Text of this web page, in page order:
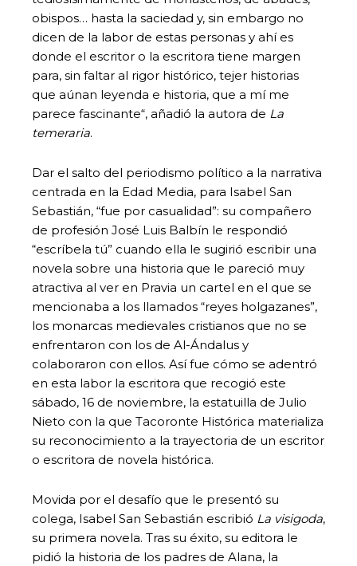
obispos… hasta la saciedad y, sin embargo no
dicen de la labor de estas personas y ahí es
donde el escritor o la escritora tiene margen
para, sin faltar al rigor histórico, tejer historias
que aúnan leyenda e historia, que a mí me
parece fascinante“, añadió la autora de La
temeraria.
Dar el salto del periodismo político a la narrativa
centrada en la Edad Media, para Isabel San
Sebastián, “fue por casualidad”: su compañero
de profesión José Luis Balbín le respondió
“escríbela tú” cuando ella le sugirió escribir una
novela sobre una historia que le pareció muy
atractiva al ver en Pravia un cartel en el que se
mencionaba a los llamados “reyes holgazanes”,
los monarcas medievales cristianos que no se
enfrentaron con los de Al-Ándalus y
colaboraron con ellos. Así fue cómo se adentró
en esta labor la escritora que recogió este
sábado, 16 de noviembre, la estatuilla de Julio
Nieto con la que Tacoronte Histórica materializa
su reconocimiento a la trayectoria de un escritor
o escritora de novela histórica.
Movida por el desafío que le presentó su
colega, Isabel San Sebastián escribió La visigoda,
su primera novela. Tras su éxito, su editora le
pidió la historia de los padres de Alana, la